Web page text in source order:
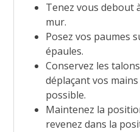
Tenez vous debout
mur.
Posez vos paumes
épaules.
Conservez les
déplaçant vos
possible.
Maintenez la
revenez dans la